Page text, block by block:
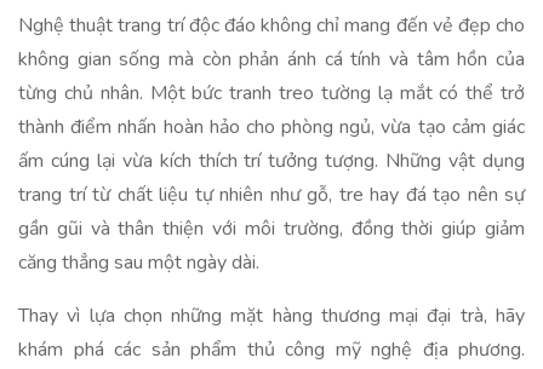
Nghệ thuật trang trí độc đáo không chỉ mang đến vẻ đẹp cho
không gian sống mà còn phản ánh cá tính và tâm hồn của
từng chủ nhân. Một bức tranh treo tường lạ mắt có thể trở
thành điểm nhấn hoàn hảo cho phòng ngủ, vừa tạo cảm giác
ấm cúng lại vừa kích thích trí tưởng tượng. Những vật dụng
trang trí từ chất liệu tự nhiên như gỗ, tre hay đá tạo nên sự
gần gũi và thân thiện với môi trường, đồng thời giúp giảm
căng thẳng sau một ngày dài.
Thay vì lựa chọn những mặt hàng thương mại đại trà, hãy
khám phá các sản phẩm thủ công mỹ nghệ địa phương.